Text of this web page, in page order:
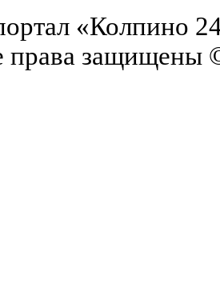
«Колпино
права защищены